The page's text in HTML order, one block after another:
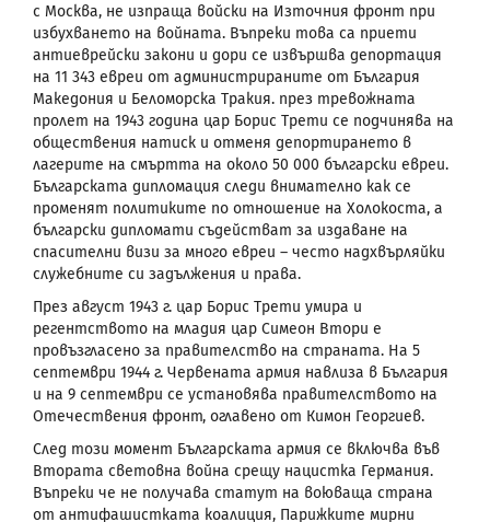
с Москва, не изпраща войски на Източния фронт при
избухването на войната. Въпреки това са приети
антиеврейски закони и дори се извършва депортация
на 11 343 евреи от администрираните от България
Македония и Беломорска Тракия. през тревожната
пролет на 1943 година цар Борис Трети се подчинява на
обществения натиск и отменя депортирането в
лагерите на смъртта на около 50 000 български евреи.
Българската дипломация следи внимателно как се
променят политиките по отношение на Холокоста, а
български дипломати съдействат за издаване на
спасителни визи за много евреи – често надхвърляйки
служебните си задължения и права.
През август 1943 г. цар Борис Трети умира и
регентството на младия цар Симеон Втори е
провъзгласено за правителство на страната. На 5
септември 1944 г. Червената армия навлиза в България
и на 9 септември се установява правителството на
Отечествения фронт, оглавено от Кимон Георгиев.
След този момент Българската армия се включва във
Втората световна война срещу нацистка Германия.
Въпреки че не получава статут на воюваща страна
от антифашистката коалиция, Парижките мирни